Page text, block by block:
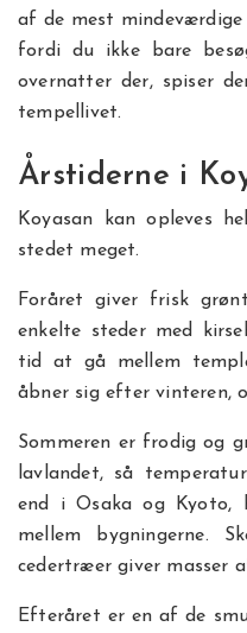
af de mest mindeværdige
fordi du ikke bare
overnatter der, spiser
tempellivet.
Årstiderne i
Koyasan kan opleves
stedet meget.
Foråret giver frisk
enkelte steder med
tid at gå mellem
åbner sig efter vinteren,
Sommeren er frodig og
lavlandet, så
end i Osaka og Kyoto,
mellem bygningerne.
cedertræer giver masser
Efteråret er en af de